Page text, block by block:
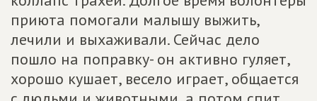
приюта помогали малышу выжить,
лечили и выхаживали. Сейчас дело
пошло на поправку- он активно гуляет,
хорошо кушает, весело играет, общается